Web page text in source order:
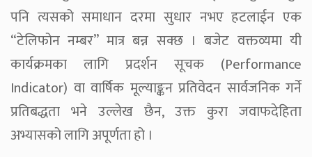
पनि त्यसको समाधान दरमा सुधार नभए हटलाईन एक
“टेलिफोन नम्बर” मात्र बन्न सक्छ । बजेट वक्तव्यमा यी
कार्यक्रमका लागि प्रदर्शन सूचक (Performance
Indicator) वा वार्षिक मूल्याङ्कन प्रतिवेदन सार्वजनिक गर्ने
प्रतिबद्धता भने उल्लेख छैन, उक्त कुरा जवाफदेहिता
अभ्यासको लागि अपूर्णता हो ।